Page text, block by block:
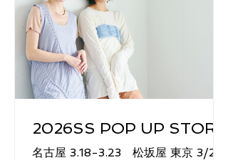
2026SS POP UP STORE
名古屋 3.18-3.23 松坂屋 東京 3/25-